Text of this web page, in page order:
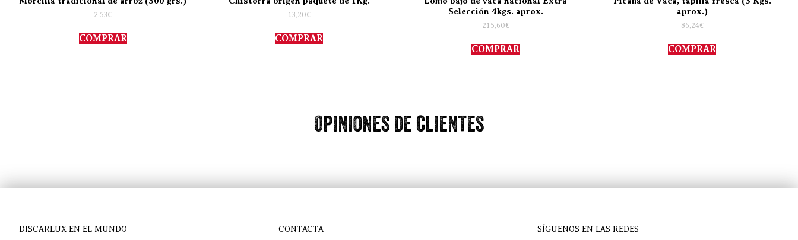
2,53€
COMPRAR
13,20€
COMPRAR
Selección 4kgs. aprox.
215,60€
COMPRAR
aprox.)
86,24€
COMPRAR
Opiniones de clientes
DISCARLUX EN EL MUNDO CONTACTA SÍGUENOS EN LAS REDES